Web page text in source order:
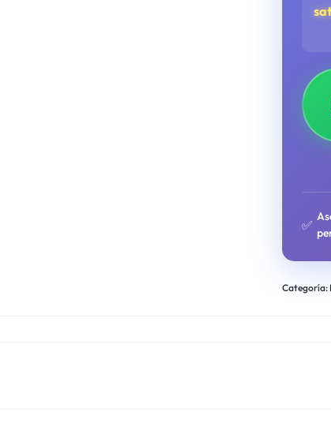
✅
Categoría: